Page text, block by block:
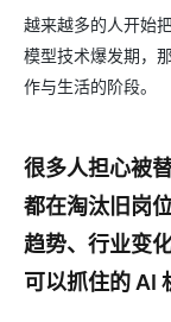
越来越多的人开始
模型技术爆发期，
作与生活的阶段。
很多人担心被
都在淘汰旧岗
趋势、行业变
可以抓住的 AI